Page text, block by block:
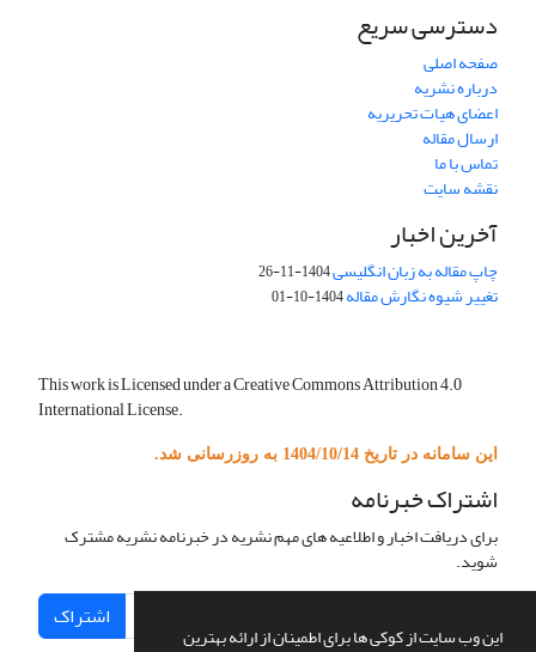
این وب سایت از کوکی ها برای اطمینان از ارائه بهترین
دسترسی سریع
صفحه اصلی
درباره نشریه
اعضای هیات تحریریه
ارسال مقاله
تماس با ما
نقشه سایت
آخرین اخبار
چاپ مقاله به زبان انگلیسی1404-11-26
تغییر شیوه نگارش مقاله1404-10-01
This work is Licensed under a Creative Commons Attribution 4.0
International License.
این سامانه در تاریخ 1404/10/14 به روزرسانی شد.
اشتراک خبرنامه
برای دریافت اخبار و اطلاعیه های مهم نشریه در خبرنامه نشریه مشترک
شوید.
اشتراک